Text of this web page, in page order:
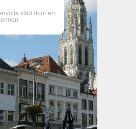
stad door en